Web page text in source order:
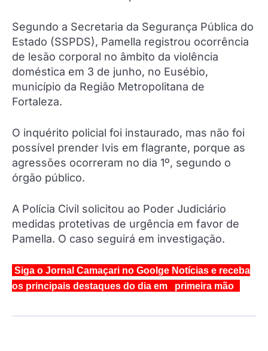
Segundo a Secretaria da Segurança Pública do
Estado (SSPDS), Pamella registrou ocorrência
de lesão corporal no âmbito da violência
doméstica em 3 de junho, no Eusébio,
município da Região Metropolitana de
Fortaleza.
O inquérito policial foi instaurado, mas não foi
possível prender Ivis em flagrante, porque as
agressões ocorreram no dia 1º, segundo o
órgão público.
A Polícia Civil solicitou ao Poder Judiciário
medidas protetivas de urgência em favor de
Pamella. O caso seguirá em investigação.
Siga o Jornal Camaçari no Goolge Notícias e receba
os principais destaques do dia em primeira mão